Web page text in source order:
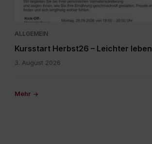
ALLGEMEIN
Kursstart Herbst26 – Leichter leben
3. August 2026
Mehr